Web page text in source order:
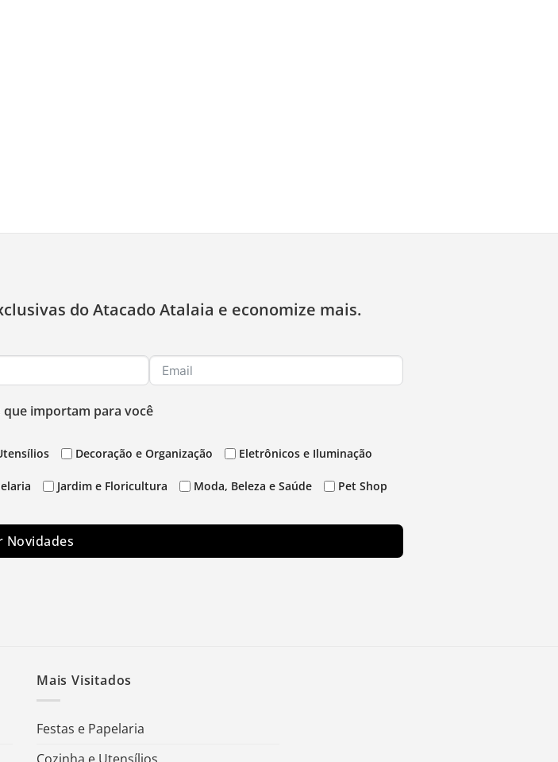
do Atacado Atalaia e economize mais.
que importam para você
Decoração e Organização Eletrônicos e Iluminação
Jardim e Floricultura Moda, Beleza e Saúde Pet Shop
Novidades
Mais Visitados
Festas e Papelaria